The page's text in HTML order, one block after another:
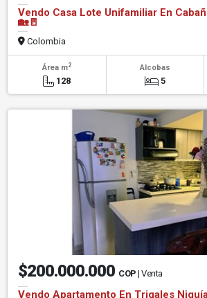
Vendo Casa Lote Unifamiliar En
🏡🚪
Colombia
Área m2
128
Alcobas
5
$200.000.000 COP | Venta
Vendo Apartamento En Trigales